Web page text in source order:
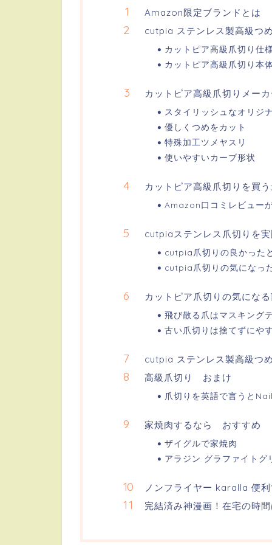
Amazon限定ブランドとは
cutpia ステンレス製高級つ
カットピア高級爪切り仕
カットピア高級爪切り本
カットピア高級爪切りメー
スタイリッシュなオリジ
優しくつめをカット
特殊加工ツメヤスリ
使いやすいカーブ形状
カットピア高級爪切りを買
Amazon口コミレビュー
cutpiaステンレス爪切りを
cutpia爪切りの良かった
cutpia爪切りの気になっ
カットピア爪切りの気にな
飛び散る爪はマスキング
古い爪切りは捨てずにや
cutpia ステンレス製高級つ
高級爪切り おまけ
爪切りを英語で言うと
家焼肉するなら おすすめ
ザイグルで家焼肉
アラジン グラファイトグ
ノンフライヤー karalla 便
完結済み神漫画！在宅の時